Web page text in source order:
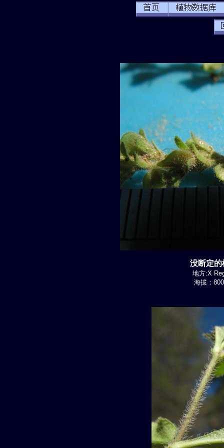
没断定
地方:X
海拔：